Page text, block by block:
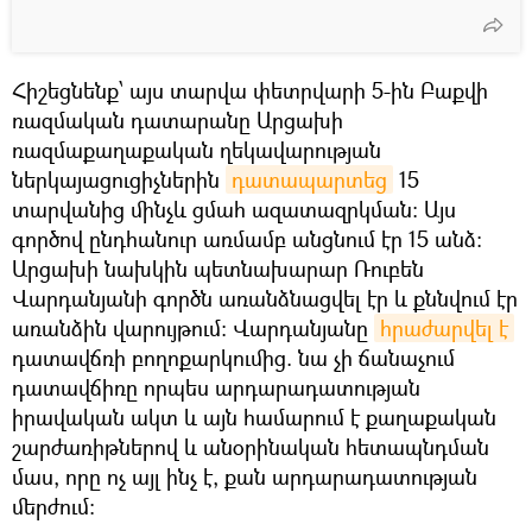
Հիշեցնենք՝ այս տարվա փետրվարի 5-ին Բաքվի
ռազմական դատարանը Արցախի
ռազմաքաղաքական ղեկավարության
ներկայացուցիչներին դատապարտեց 15
տարվանից մինչև ցմահ ազատազրկման: Այս
գործով ընդհանուր առմամբ անցնում էր 15 անձ։
Արցախի նախկին պետնախարար Ռուբեն
Վարդանյանի գործն առանձնացվել էր և քննվում էր
առանձին վարույթում: Վարդանյանը հրաժարվել է
դատավճռի բողոքարկումից. նա չի ճանաչում
դատավճիռը որպես արդարադատության
իրավական ակտ և այն համարում է քաղաքական
շարժառիթներով և անօրինական հետապնդման
մաս, որը ոչ այլ ինչ է, քան արդարադատության
մերժում։